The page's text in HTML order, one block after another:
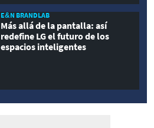
E&N BRANDLAB
Más allá de la pantalla: así
redefine LG el futuro de los
espacios inteligentes